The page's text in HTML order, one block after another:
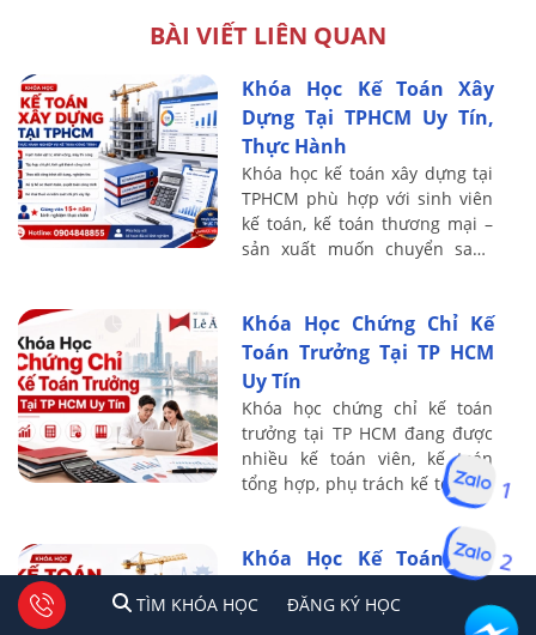
BÀI VIẾT LIÊN QUAN
Khóa Học Kế Toán Xây
Dựng Tại TPHCM Uy Tín,
Thực Hành
Khóa học kế toán xây dựng tại
TPHCM phù hợp với sinh viên
kế toán, kế toán thương mại –
sản xuất muốn chuyển sang
nghiệp ...
Khóa Học Chứng Chỉ Kế
Toán Trưởng Tại TP HCM
Uy Tín
Khóa học chứng chỉ kế toán
trưởng tại TP HCM đang được
nhiều kế toán viên, kế toán
tổng hợp, phụ trách kế toán và
người có định hướng thăng
tiến lên vị trí quản lý tài chính
– kế ...
Khóa Học Kế Toán Xây
Dựng Tại Hà Nội Thực
Chiến – Thành Thạo Bóc
TÌM KHÓA HỌC ĐĂNG KÍ HỌC
1 2 Tư vấn facebook
TÌM KHÓA HỌC ĐĂNG KÝ HỌC
1
2